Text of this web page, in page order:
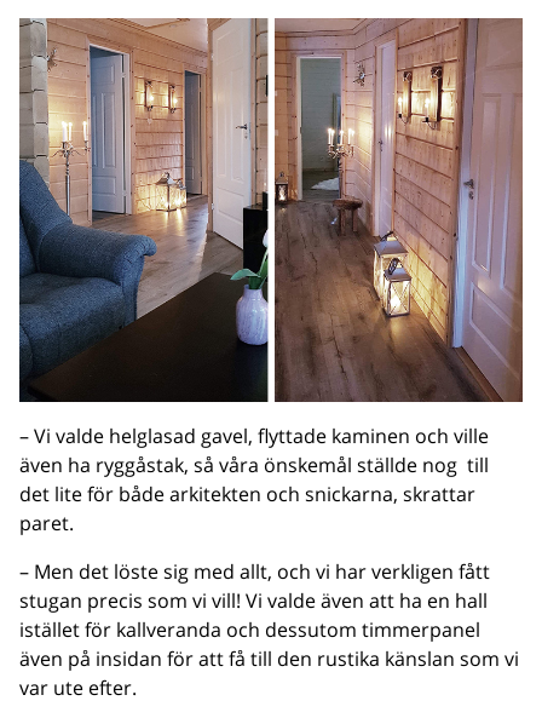
– Vi valde helglasad gavel, flyttade kaminen och ville
även ha ryggåstak, så våra önskemål ställde nog till
det lite för både arkitekten och snickarna, skrattar
paret.
– Men det löste sig med allt, och vi har verkligen fått
stugan precis som vi vill! Vi valde även att ha en hall
istället för kallveranda och dessutom timmerpanel
även på insidan för att få till den rustika känslan som vi
var ute efter.